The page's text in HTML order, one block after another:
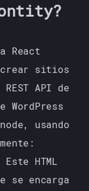
React
crear sitios
API de
usando
HTML
se encarga